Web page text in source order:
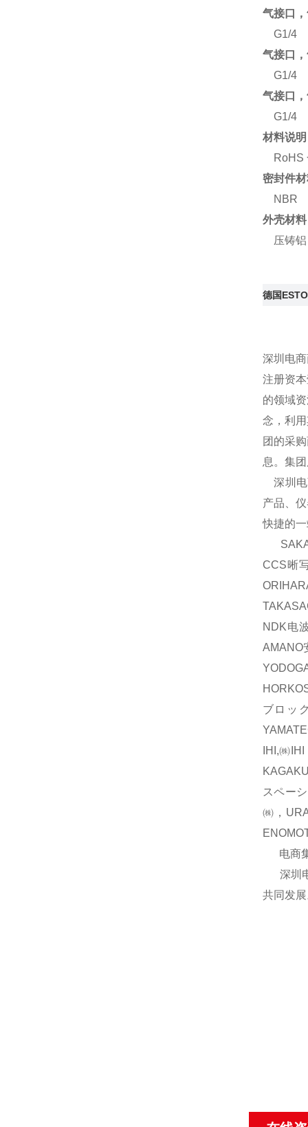
气接口
G1/4
气接口
G1/4
气接口
G1/4
材料说明
RoHS
密封件
NBR
外壳材料
压铸铝
德国
深圳电
注册资
的领域
念，利
团的采
息。集
深圳电
产品、
快捷的
CCS晰
NDK电
AMANO
ブロッ
IHI,㈱
スペー
㈱，
电商集
深圳电
共同发